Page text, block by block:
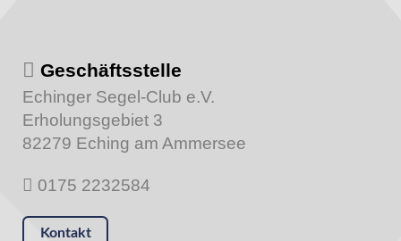
Geschäftsstelle
Echinger Segel-Club e.V.
Erholungsgebiet 3
82279 Eching am Ammersee
0175 2232584
Kontakt